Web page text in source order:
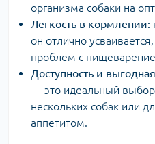
организма собаки на
Легкость в кормлении:
он отлично
проблем с
Доступность и
— это идеальный
нескольких собак или
аппетитом.